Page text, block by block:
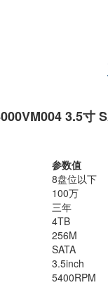
3.5寸
参数值
8盘位以下
100万
三年
4TB
256M
SATA
3.5inch
5400RPM